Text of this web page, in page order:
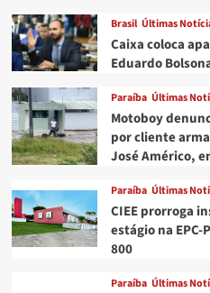
Brasil Últimas
Caixa coloca
Eduardo
Paraíba Últimas
Motoboy
por cliente
José Américo,
Paraíba Últimas
CIEE prorroga
estágio na EPC-
800
Paraíba Últimas